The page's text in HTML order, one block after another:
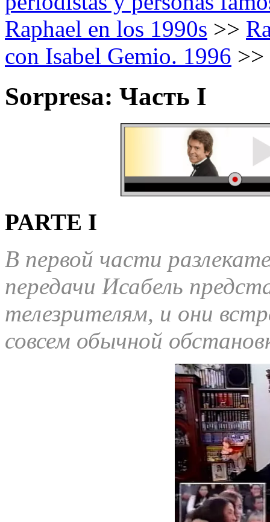
Raphael en los 1990s >>
con Isabel Gemio. 1996 >>
Sorpresa: Часть I
PARTE I
В первой части
передачи Исабель
телезрителям, и они
совсем обычной